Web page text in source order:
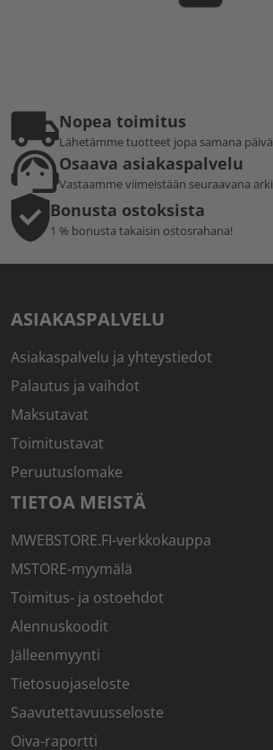
Nopea toimitus
Lähetämme tuotteet jopa samana
Osaava asiakaspalvelu
Vastaamme viimeistään seuraavana
Bonusta ostoksista
1 % bonusta takaisin ostosrahana!
ASIAKASPALVELU
Asiakaspalvelu ja yhteystiedot
Palautus ja vaihdot
Maksutavat
Toimitustavat
Peruutuslomake
TIETOA MEISTÄ
MWEBSTORE.FI-verkkokauppa
MSTORE-myymälä
Toimitus- ja ostoehdot
Alennuskoodit
Jälleenmyynti
Tietosuojaseloste
Saavutettavuusseloste
Oiva-raportti